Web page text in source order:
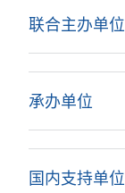
联合主办单位
承办单位
国内支持单位